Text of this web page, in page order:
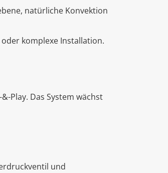
natürliche Konvektion
komplexe Installation.
Play. Das System wächst
und